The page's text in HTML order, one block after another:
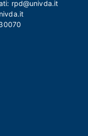
rpd@univda.it